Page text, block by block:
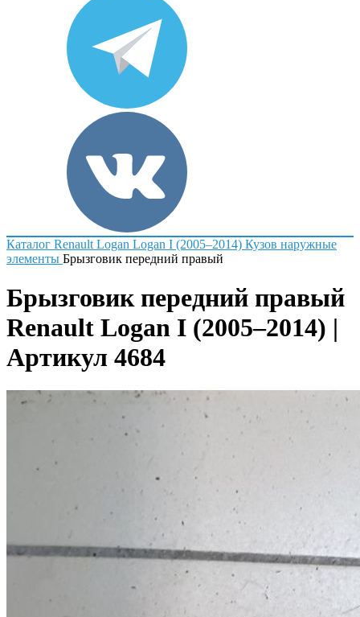
Каталог Renault Logan Logan I (2005–2014) Кузов наружные
элементы Брызговик передний правый
Брызговик передний правый
Renault Logan I (2005–2014) |
Артикул 4684